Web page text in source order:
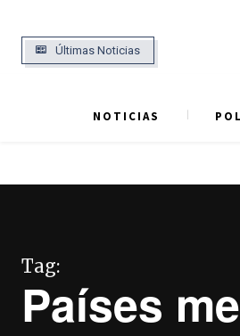
Últimas Noticias
NOTICIAS
Tag:
Países